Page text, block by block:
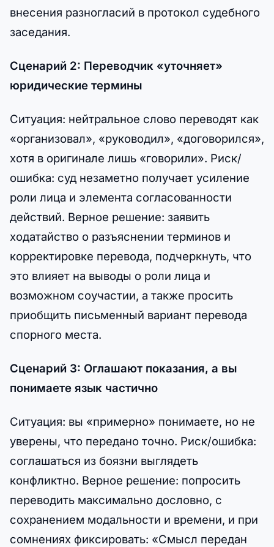
внесения разногласий в протокол судебного
заседания.
Сценарий 2: Переводчик «уточняет»
юридические термины
Ситуация: нейтральное слово переводят как
«организовал», «руководил», «договорился»,
хотя в оригинале лишь «говорили». Риск/
ошибка: суд незаметно получает усиление
роли лица и элемента согласованности
действий. Верное решение: заявить
ходатайство о разъяснении терминов и
корректировке перевода, подчеркнуть, что
это влияет на выводы о роли лица и
возможном соучастии, а также просить
приобщить письменный вариант перевода
спорного места.
Сценарий 3: Оглашают показания, а вы
понимаете язык частично
Ситуация: вы «примерно» понимаете, но не
уверены, что передано точно. Риск/ошибка:
соглашаться из боязни выглядеть
конфликтно. Верное решение: попросить
переводить максимально дословно, с
сохранением модальности и времени, и при
сомнениях фиксировать: «Смысл передан